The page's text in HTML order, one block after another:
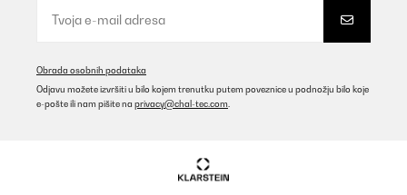
Obrada osobnih podataka
Odjavu možete izvršiti u bilo kojem trenutku putem poveznice u podnožju bilo koje
e-pošte ili nam pišite na privacy@chal-tec.com.